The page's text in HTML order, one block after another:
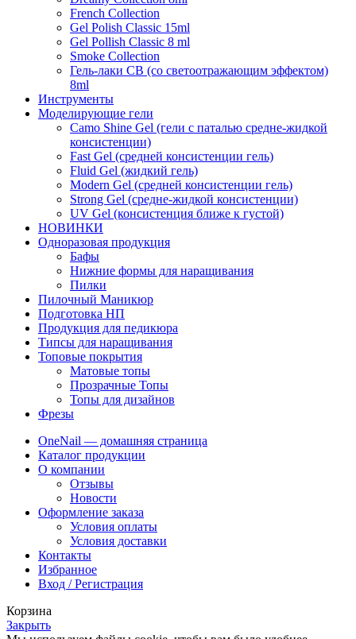
French Collection
Gel Polish Classic 15ml
Gel Pollish Classic 8 ml
Smoke Collection
Гель-лаки СВ (со светоотражающим эффектом)
8ml
Инструменты
Моделирующие гели
Camo Shine Gel (гели с паталью средне-жидкой
консистенции)
Fast Gel (средней консистенции гель)
Fluid Gel (жидкий гель)
Modern Gel (средней консистенции гель)
Strong Gel (средне-жидкой консистенции)
UV Gel (консистенция ближе к густой)
НОВИНКИ
Одноразовая продукция
Бафы
Нижние формы для наращивания
Пилки
Пилочный Маникюр
Подготовка НП
Продукция для педикюра
Типсы для наращивания
Топовые покрытия
Матовые топы
Прозрачные Топы
Топы для дизайнов
Фрезы
OneNail — домашняя страница
Каталог продукции
О компании
Отзывы
Новости
Оформление заказа
Условия оплаты
Условия доставки
Контакты
Избранное
Вход / Регистрация
Корзина
Закрыть